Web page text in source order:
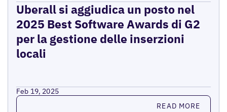
Uberall si aggiudica un posto nel
2025 Best Software Awards di G2
per la gestione delle inserzioni
locali
Feb 19, 2025
Read more READ MORE